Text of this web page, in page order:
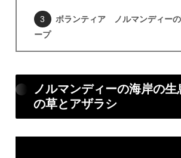
ボランティア ノルマンディー
ープ
ノルマンディーの海岸の生
の草とアザラシ